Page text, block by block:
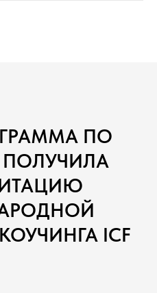
ПО
ПОЛУЧИЛА
ICF